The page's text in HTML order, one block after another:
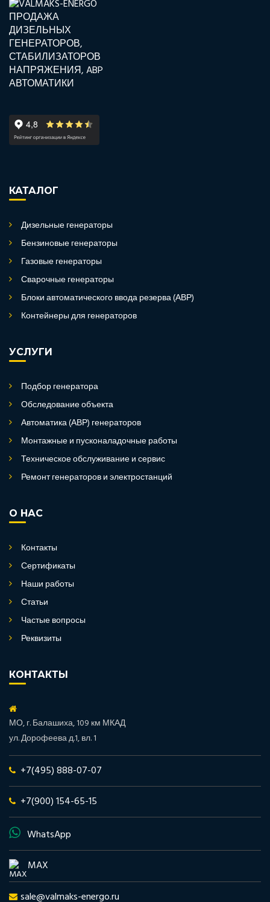
КАТАЛОГ
Дизельные генераторы
Бензиновые генераторы
Газовые генераторы
Сварочные генераторы
Блоки автоматического ввода резерва (АВР)
Контейнеры для генераторов
УСЛУГИ
Подбор генератора
Обследование объекта
Автоматика (АВР) генераторов
Монтажные и пусконаладочные работы
Техническое обслуживание и сервис
Ремонт генераторов и электростанций
О НАС
Контакты
Сертификаты
Наши работы
Статьи
Частые вопросы
Реквизиты
КОНТАКТЫ
МО, г. Балашиха, 109 км МКАД
ул. Дорофеева д.1, вл. 1
+7(495) 888-07-07
+7(900) 154-65-15
WhatsApp
MAX
sale@valmaks-energo.ru